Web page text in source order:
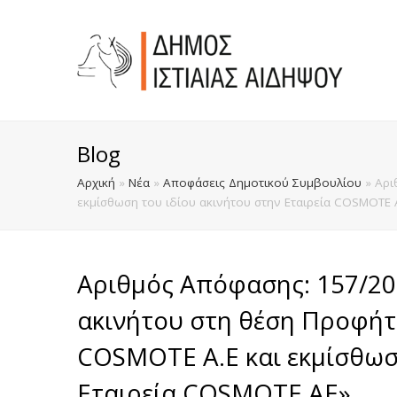
Blog
Αρχική » Νέα » Αποφάσεις Δημοτικού Συμβουλίου »
εκμίσθωση του ιδίου ακινήτου στην Εταιρεία COSMOTE
Αριθμός Απόφασης: 157/
ακινήτου στη θέση
COSMOTE Α.Ε και